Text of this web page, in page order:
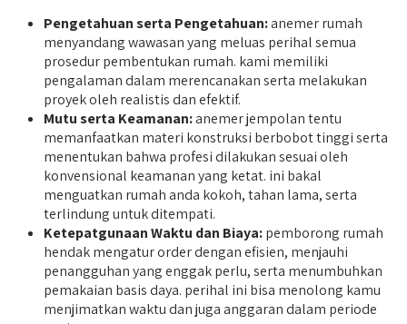
Pengetahuan serta Pengetahuan:anemer rumah
menyandang wawasan yang meluas perihal semua
prosedur pembentukan rumah. kami memiliki
pengalaman dalam merencanakan serta melakukan
proyek oleh realistis dan efektif.
Mutu serta Keamanan:anemer jempolan tentu
memanfaatkan materi konstruksi berbobot tinggi serta
menentukan bahwa profesi dilakukan sesuai oleh
konvensional keamanan yang ketat. ini bakal
menguatkan rumah anda kokoh, tahan lama, serta
terlindung untuk ditempati.
Ketepatgunaan Waktu dan Biaya:pemborong rumah
hendak mengatur order dengan efisien, menjauhi
penangguhan yang enggak perlu, serta menumbuhkan
pemakaian basis daya. perihal ini bisa menolong kamu
menjimatkan waktu dan juga anggaran dalam periode